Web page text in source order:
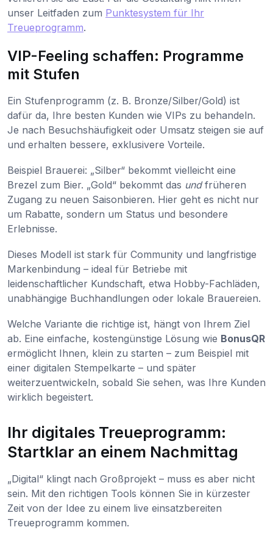
unser Leitfaden zum Punktesystem für Ihr
Treueprogramm.
VIP-Feeling schaffen: Programme
mit Stufen
Ein Stufenprogramm (z. B. Bronze/Silber/Gold) ist
dafür da, Ihre besten Kunden wie VIPs zu behandeln.
Je nach Besuchshäufigkeit oder Umsatz steigen sie auf
und erhalten bessere, exklusivere Vorteile.
Beispiel Brauerei: „Silber“ bekommt vielleicht eine
Brezel zum Bier. „Gold“ bekommt das undfrüheren
Zugang zu neuen Saisonbieren. Hier geht es nicht nur
um Rabatte, sondern um Status und besondere
Erlebnisse.
Dieses Modell ist stark für Community und langfristige
Markenbindung – ideal für Betriebe mit
leidenschaftlicher Kundschaft, etwa Hobby-Fachläden,
unabhängige Buchhandlungen oder lokale Brauereien.
Welche Variante die richtige ist, hängt von Ihrem Ziel
ab. Eine einfache, kostengünstige Lösung wie BonusQR
ermöglicht Ihnen, klein zu starten – zum Beispiel mit
einer digitalen Stempelkarte – und später
weiterzuentwickeln, sobald Sie sehen, was Ihre Kunden
wirklich begeistert.
Ihr digitales Treueprogramm:
Startklar an einem Nachmittag
„Digital“ klingt nach Großprojekt – muss es aber nicht
sein. Mit den richtigen Tools können Sie in kürzester
Zeit von der Idee zu einem live einsatzbereiten
Treueprogramm kommen.